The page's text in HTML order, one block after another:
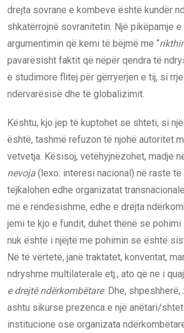
drejta sovrane e kombeve është kundër
shkatërrojnë sovranitetin. Një pikëpamje
argumentimin që kemi të bëjmë me “
pavarësisht faktit që nëpër qendra të
e studimore flitej për gërryerjen e tij, si
ndërvarësisë dhe të globalizimit.
Kështu, kjo jep të kuptohet se shteti, si
është, tashmë refuzon të njohë autoritet
vetvetja. Kësisoj, vetëhyjnëzohet, madje
nevoja (lexo: interesi nacional) në raste të
tejkalohen edhe organizatat
më e rëndësishme, edhe e drejta
jemi te kjo e fundit, duhet thënë se
nuk është i njëjtë me pohimin se është
Në të vërtetë, janë traktatet, konventat,
ndryshme multilaterale etj., ato që ne i
e drejtë ndërkombëtare. Dhe,
ashtu sikurse prezenca e një anëtari/
institucione ose organizata